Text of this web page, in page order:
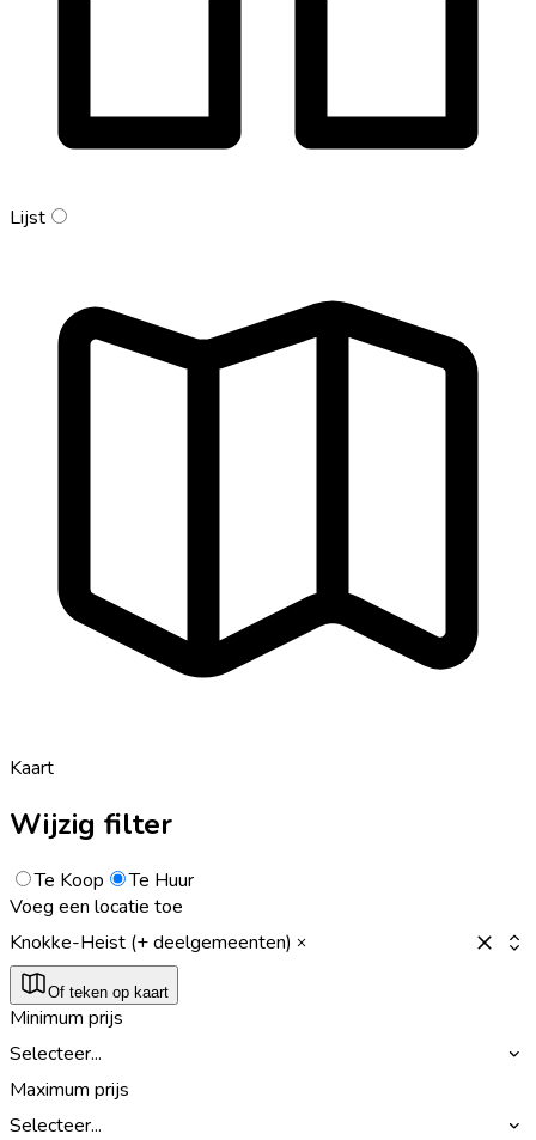
Lijst
Kaart
Wijzig filter
Te Koop
Te Huur
Voeg een locatie toe
Knokke-Heist (+ deelgemeenten)
Of teken op kaart
Minimum prijs
Selecteer...
Maximum prijs
Selecteer...